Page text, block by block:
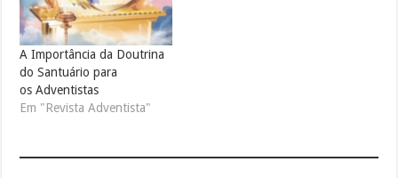
A Importância da Doutrina
do Santuário para
os Adventistas
Em "Revista Adventista"